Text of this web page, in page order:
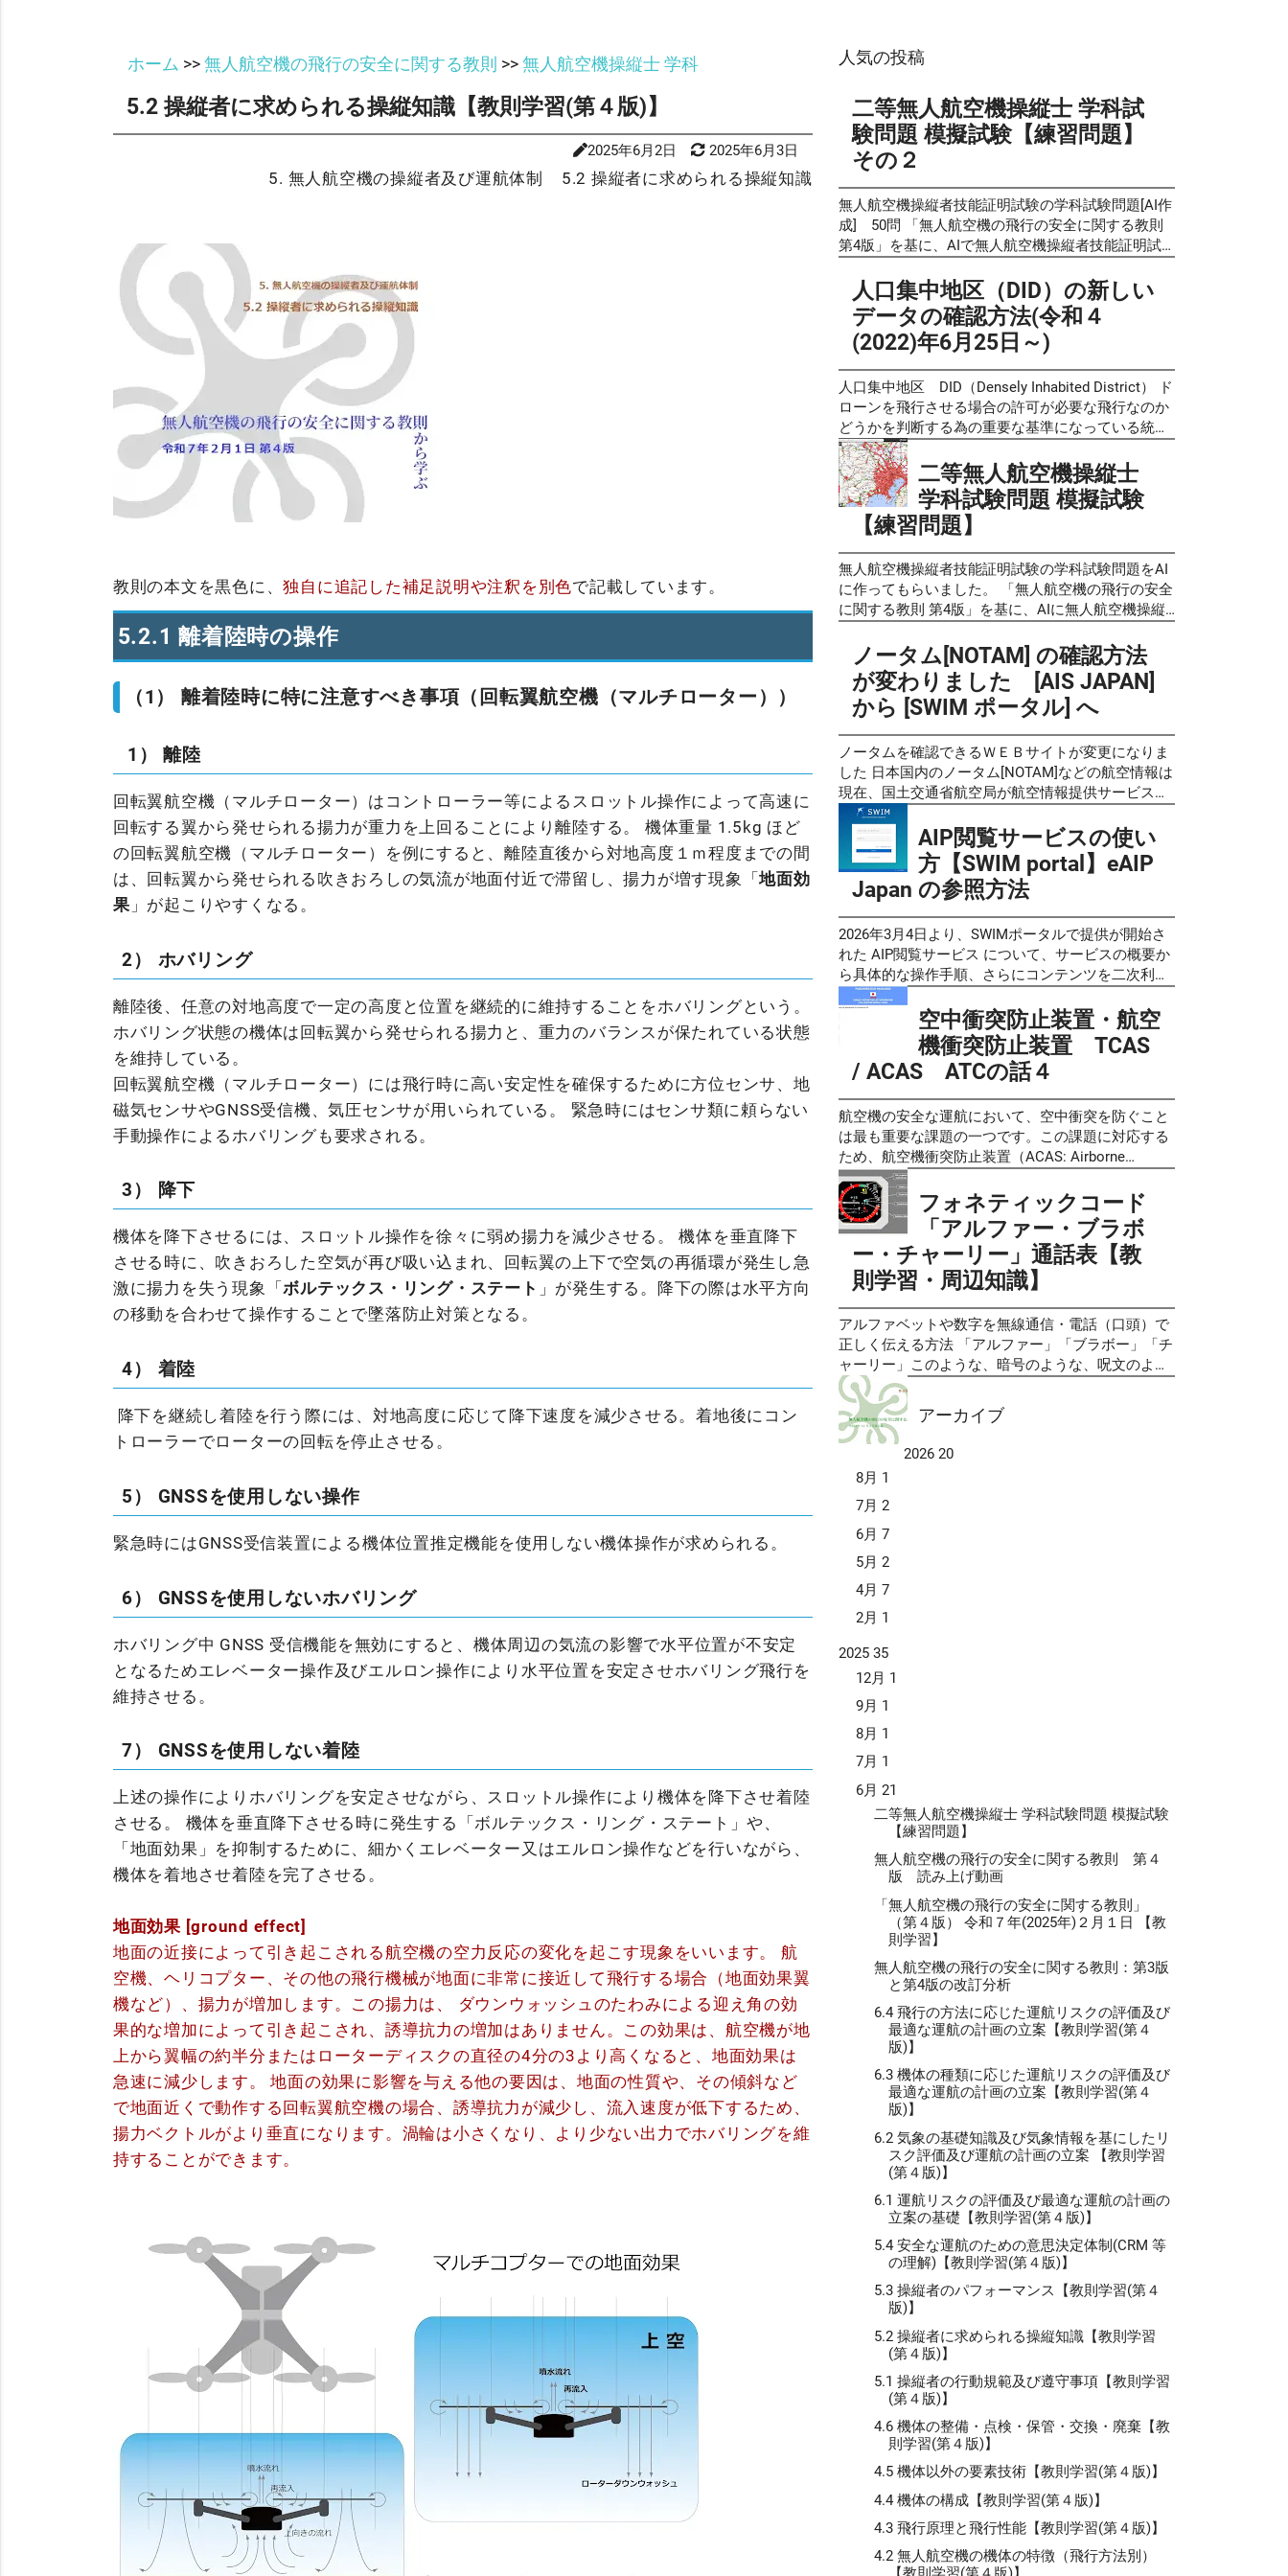
ホーム >>無人航空機の飛行の安全に関する教則 >>無⼈航空機操縦士 学科
5.2 操縦者に求められる操縦知識【教則学習(第４版)】
2025年6月2日 2025年6月3日
5. 無人航空機の操縦者及び運航体制 5.2 操縦者に求められる操縦知識
教則の本文を黒色に、独自に追記した補足説明や注釈を別色で記載しています。
5.2.1 離着陸時の操作
（1） 離着陸時に特に注意すべき事項（回転翼航空機（マルチローター））
1） 離陸
回転翼航空機（マルチローター）はコントローラー等によるスロットル操作によって高速に
回転する翼から発せられる揚力が重力を上回ることにより離陸する。 機体重量 1.5kg ほど
の回転翼航空機（マルチローター）を例にすると、離陸直後から対地高度１ｍ程度までの間
は、回転翼から発せられる吹きおろしの気流が地面付近で滞留し、揚力が増す現象「地面効
果 」が起こりやすくなる。
2） ホバリング
離陸後、任意の対地高度で一定の高度と位置を継続的に維持することをホバリングという。
ホバリング状態の機体は回転翼から発せられる揚力と、重力のバランスが保たれている状態
を維持している。
回転翼航空機（マルチローター）には飛行時に高い安定性を確保するために方位センサ、地
磁気センサやGNSS受信機、気圧センサが用いられている。 緊急時にはセンサ類に頼らない
手動操作によるホバリングも要求される。
3） 降下
機体を降下させるには、スロットル操作を徐々に弱め揚力を減少させる。 機体を垂直降下
させる時に、吹きおろした空気が再び吸い込まれ、回転翼の上下で空気の再循環が発生し急
激に揚力を失う現象「ボルテックス・リング・ステート 」が発生する。降下の際は水平方向
の移動を合わせて操作することで墜落防止対策となる。
4） 着陸
降下を継続し着陸を行う際には、対地高度に応じて降下速度を減少させる。着地後にコン
トローラーでローターの回転を停止させる。
5） GNSSを使用しない操作
緊急時にはGNSS受信装置による機体位置推定機能を使用しない機体操作が求められる。
6） GNSSを使用しないホバリング
ホバリング中 GNSS 受信機能を無効にすると、機体周辺の気流の影響で水平位置が不安定
となるためエレベーター操作及びエルロン操作により水平位置を安定させホバリング飛行を
維持させる。
7） GNSSを使用しない着陸
上述の操作によりホバリングを安定させながら、スロットル操作により機体を降下させ着陸
させる。 機体を垂直降下させる時に発生する「ボルテックス・リング・ステート」や、
「地面効果」を抑制するために、細かくエレベーター又はエルロン操作などを行いながら、
機体を着地させ着陸を完了させる。
地面効果 [ground effect]
地面の近接によって引き起こされる航空機の空力反応の変化を起こす現象をいいます。 航
空機、ヘリコプター、 その他の飛行機械が地面に非常に接近して飛行する場合（地面効果翼
機など）、揚力が増加 します。 この揚力は、 ダウンウォッシュのたわみによる迎え角の効
果的な増加によって引き起こされ、誘導抗力の増加はありません。この効果は、 航空機が地
上から翼幅の約半分またはローターディスクの直径の4分の3より高くなると、地面効果は
急速に減少 します。 地面の効果に影響を与える他の要因は、地面の性質や、その傾斜など
で地面近くで動作する回転翼航空機の場合、誘導抗力が減少し、流入速度が低下するため、
揚力ベクトルがより垂直になります。 渦輪は小さくなり、 より少ない出力でホバリングを維
持することができます。
人気の投稿
二等無人航空機操縦士 学科試
験問題 模擬試験【練習問題】
その２
無人航空機操縦者技能証明試験の学科試験問題[AI作
成] 50問 「無人航空機の飛行の安全に関する教則
第4版」を基に、AIで無人航空機操縦者技能証明試
風クイズを作成し、良い問題を厳選しました。 前回
公開した物 が好評でしたので、第2弾を作成しまし
た。 リクエストいただきましたので、 新たに 第3弾
を公開しています。 これらの問題は過去の出題問題
や予想問題ではなく、実際の学科試験と同じく教則
の内容からAIが自動生成したものです。問題の正確
性についてはAIによる生成後に人的チェックも加え
て可能な限り確認しております が、 完全性を保証
するものではありません ので、あらかじめご了承く
ださい。（問題に不備がありましたら 問い合わせフ
ォーム よりご一報いただければ幸いです。） 最新
の無人航空機の飛行の安全に関する教則 新しくでき
た無人航空機操縦者技能証明の制度で「一等無人航
の学科の教科書の基になるものです。この教則の内
容や範囲から試験問題も作られるています。 令和7
年(2025年)2月1日に改訂された、 無人航空機の飛行
の安全に関する教則（第４版） は以下にリンクしま
す。 無人航空機の飛行の安全に関する教則（第４
版）
https://www.mlit.go.jp/koku/content/001860311.pdf
！注意！：無人航空機操縦者 技能証明 学科試験の
成されるようになりました。 無⼈航空機操縦士の学
科試験の受験の為の学習資料としてのご利用 は下記
の 最新版「第４版」 をご覧ください。 「無人航空
機の飛行の安全に関する教則」（第４版）令和７年
(2025年)２月１日 【教則学習】 学科試験の学習の参
考にされるのは、以下に作成しています。 無人航空
機の飛行の安全に関する教則 第４版 [読み上げ]
https://youtu.be/BOb9h2-Ylgg 無人航空機の飛行の安
https://www.nomanfrg.com/2025/06/instr4mov.html
無人航空機操縦士 学科試験のサンプル問題も公開
されていますので、一等、二等無人航空機操縦士 学
科試験 ...
人口集中地区（DID）の新しい
データの確認方法(令和４
(2022)年6月25日～)
人口集中地区 DID（Densely Inhabited District） ド
ローンを飛行させる場合の許可が必要な飛行なのか
どうかを判断する為の重要な基準になっている統計
データの人口集中地区（DID）データが、 2022年6
月25日から これまで利用していた平成27年版から、
新しい 令和2年版 に、変更になりました。 これまで
人口集中地区でなかった場所でも新たに人口集中地
区とされている場合や、逆にこれまでDID地区であ
った場所でも除外されている場所など、変更されて
いる場合があるので注意が必要です。 日本の国勢調
査において設定される統計上の地区で、 人口密集地
区の英語"Densely Inhabited District"の頭文字を取っ
で人口密度が4,000人/ km² 以上の基本単位区（平成
2年（1990年）以前は調査区）が互いに隣接して人
口が5,000人以上となる地区に設定されます。ただ
し、空港、港湾、工業地帯、公園など都市的傾向の
に含まれています。都市的地域と農村的地域の区分
けや、狭義の都市としての市街地の規模を示す指標
として使用されます。 令和2年の国勢調査の結果に
基づく人口集中地区は、国土地理院が提供している
「地理院地図」、および政府統計の総合窓口が提供
している、「地図で見る統計（jSTAT MAP）」を利
用して確認可能です。 情報の内容はは同じですので
使いやすいお好みの物を利用すると良いと思いま
(総務省統計局) e-Stat 政府統計の総合窓口 地図で見
る統計 (jSTAT MAP) 国土地理院 地理院地図 人
口集中地区令和２年（総務省統計局） 確認方法 人
口集中地区令和２年 (総務省統計局) 国土地理院 地
理院地図 人口集中地区令和２年（総務省統計
局）のキャプチャ
二等無人航空機操縦士
学科試験問題 模擬試験
【練習問題】
無人航空機操縦者技能証明試験の学科試験問題をAI
に作ってもらいました。 「無人航空機の飛行の安全
に関する教則 第4版」を基に、AIに無人航空機操縦
式で試験問題風クイズを作成してもらいました。 こ
れらの問題は過去の出題問題や予想問題ではなく、
実際の学科試験と同じく教則の内容からAIが自動生
成したものです。問題の正確性についてはAIによる
生成後に人的チェックも加えて可能な限り確認して
おりますが、完全性を保証するものではありません
ので、あらかじめご了承ください。（問題に不備が
ありましたら 問い合わせフォーム よりご一報いた
だければ幸いです。） また、複数のAIに同様の指示
で問題を作成してもらったため、それぞれのAIの特
性や出題傾向の違いも見られるかと思います。そう
した個性の違いも含めて、クイズ感覚でお楽しみい
ただければと思います。 これらの問題は教則の内容
題の質や網羅性を考慮すると、受験対策の一環とし
ても十分にご活用いただけるレベルに仕上がってい
ると考えています。ただし、教則をしっかりと理解
することを前提として、過去問題集や参考書と併用
していただくことをお勧めします。 好評でしたので
二等無人航空機操縦者技能証明試験の学科試験問題
[AI作成]、こちらも参考にしてみてください。 二等
無人航空機操縦士 学科試験問題 模擬試験【練習問
方法＞ 全国の試験会場のコンピュータを活用する
CBT (Computer Based Testing) ＜形 式＞ 三肢択一
式（一等:70問 二等:50問） ＜試験時間＞ 一等:75分
二等:30分 ＜試験科目＞ 無人航空機に関する規則、
無人航空機のシステム、無人航空機の操縦者及び運
航体制、運航上のリスク管理 上記の要領で実施され
ます。 従って、1問当りの回答時間は、単純に試験
時間を、問題数で割ると、 一等は一問あたり約64
秒 二等で36秒 で回答しないと間に合わない計算に
なります。これらの与えられた時間を意識しながら
学習することもコツの一つかも知れません。 無⼈
航空機操縦士の学科試験のベースになる教則です
が、これまで、学科試験の内容は「無人航空機の飛
行の安全に関する教則（第３版）」に準拠し...
ノータム[NOTAM] の確認方法
が変わりました [AIS JAPAN]
から [SWIM ポータル] へ
ノータムを確認できるＷＥＢサイトが変更になりま
した 日本国内のノータム[NOTAM]などの航空情報は
現在、国土交通省航空局が航空情報提供サービス
WEBサイト「 AIS JAPAN - Japan Aeronautical
Information Service Center」
https://aisjapan.mlit.go.jp/ で公開しています。こ
のサービスは、 無料で利用できますが、ユーザー登
録とログインが必要となっています。 しかし、 令
和7(2025)年1月10日より 、新しい航空情報共有基盤
「 SWIM （System-Wide Information
Management）」 https://top.swim.mlit.go.jp/swim/
の運用（登録）が開始されることに伴い、現行の
AIS-JAPAN（Web)は 2025年2月10日に新サービス開
始 と共に完全に廃止され、新しいSWIM（スイム）
ポータルによる情報サービスへと移行します。現在
AIS JAPANを利用しているユーザーも、この期日ま
でに 改めてSWIM（スイム）ポータルへの登録が必
要 となります。このSWIMサービスの利用につい
て、当面の間、航空関係者（運航者、空港管理者、
官公庁等）による利用とし、一般の方の利用は想定
していません。と記載されています。 最新のお知ら
せ 「【重要なお知らせ】SWIMによる情報サービ
スの提供開始について」にてご案内しておりました
とおり、以下の情報サービスについて2026年4月21
日9:00（日本時間）より提供を開始いたしました。
＜提供を開始した情報サービス＞ １．デジタルノ
ータム配信サービス（標準審査期間／2週間程度）
２．AIPデータ配信サービス（標準審査期間／2週間
程度） ３．ATIS情報配信サービス（標準審査期間／
2週間程度） ４．ATIS情報リクエストサービス
（Web API：標準審査期間／2週間程度、ブラウザ：
利用審査なし） ５．C-PIREP登録サービス（標準審
査期間／3か月程度） ６．C-PIREPリクエストサービ
ス（標準審査期間／2週間程度） ７．C-PIREP配信サ
ービス（標準審査期間／2週間程度） ８．気象情報
配信サービス（標準審査期間／2週間程度） ９．
PKGリクエストサービス（標準審査期間／2週間程
度） なお、今回提供...
AIP閲覧サービスの使い
方【SWIM portal】eAIP
Japan の参照方法
2026年3月4日より、SWIMポータルで提供が開始さ
れた AIP閲覧サービス について、サービスの概要か
ら具体的な操作手順、さらにコンテンツを二次利用
する際のルールまでをまとめました。 以前の記事「
ノータム[NOTAM] の確認方法が変わりました [AIS
JAPAN] から [SWIM ポータル] へ 」でSWIMポータ
ル全体の概要をご説明しましたが、今回はその中で
もAIPに関わるサービスに絞って詳しく解説しま
す。 AIP閲覧サービスとは AIP閲覧サービス は、
eAIP（電子版 航空路誌：Aeronautical Information
Publication）をウェブブラウザ上で直接参照・ダウ
ンロードできるサービスです。SWIMポータル（
https://top.swim.mlit.go.jp/swim/ ）のアカウントを
持つ者であれば誰でも利用できます。 推奨ブラウザ
は Google Chrome および Safari です。一般的なIP
ネットワーク（IPv4/IPv6）によるインターネット接
続環境であれば利用可能です。
空中衝突防止装置・航空
機衝突防止装置 TCAS
/ ACAS ATCの話４
航空機の安全な運航において、空中衝突を防ぐこと
は最も重要な課題の一つです。この課題に対応する
ため、航空機衝突防止装置（ACAS: Airborne
Collision Avoidance System / TCAS（ティーキャ
ス）: Traffic Alert Collision Avoidance System）が
開発されました。このシステムは、衝突の恐れがあ
る航空機の存在を操縦士に知らせ、必要に応じて回
避操作を指示する重要な役割を果たしています。 簡
単に言えば 「ある一定の距離以内に航空機同士が近
づいたら、お互いのパイロットに警告をしてくれる
装置」 という事になります。このシステムは有人の
航空機に搭載されるシステムですが、今後の無人航
空機の衝突防止を考える上でヒントになると思いま
す。 空中衝突防止装置（TCAS / ACAS）は、航空機
同士の空中衝突(MAC)を防ぐために開発された危険
を抑える目的で開発されたコンピュータ制御のアビ
オニクス装置で、「ACAS」と「TCAS」という2つ
の名称で知られています。これらは本質的に同じシ
ステムを指し、「ACAS」は国際民間航空機関
(ICAO)で採用され主にヨーロッパで使用される名称
航では米国製のシステムが広く採用されているた
め、「TCAS」という呼び方が一般的となっていま
す。 現在、ほぼ全ての旅客機にはATCトランスポン
ダーが装備されており、このシステムはそのATCト
ランスポンダーのMode-S信号を活用して動作しま
ンダーに質問信号を送信し、その応答信号を受信す
ることで、相手機との方角、接近率、そして相手機
がMode-CまたはMode-S装備機の場合は相対高度を
の危険性が検知された場合、航空機乗組員に対して
垂直方向の回避指示を提示し、安全な飛行を確保し
ます。 このシステムは、国際民間航空条約の第10付
属書第4巻(ICAO Annex 10, Volume 4)で基準が定め
られており、日本の電波法施行規則では「航空機局
の無線設備であって、他の航空機の位置、高度その
他の情報を取得し、他の航空機との衝突を防止する
ための情報を自動的に表示するもの」と定義されて
います。 TCASの動作原理は、適...
フォネティックコード
「アルファー・ブラボ
ー・チャーリー」通話表【教
則学習・周辺知識】
アルファベットや数字を無線通信・電話（口頭）で
正しく伝える方法 「アルファー」「ブラボー」「チ
ャーリー」このような、暗号のような、呪文のよう
な言葉を航空業界では使用されることが比較的多い
ので耳にする機会があるのではないでしょうか。こ
れは、フォネティックコード(Phonetic Code)と呼ば
れるアルファベットや数字を正しく伝える為の工夫
ファベットにどのような言葉を当てはめるかは、国
際規格として定められています。ですから、通常は
世界どこに行っても通用するものとされています。
通信で使用されるだけでなく、共通の知識として前
触れなくあられることがありますので、知っておい
て損はないと思います。 第一次世界大戦後、音声を
品質の長距離電話回線での通信を改善するために、
電話のスペルアルファベット(Spelling Alphabet)が開
「D」ディーや「M」エムと「N」エヌのように、発
音が似ているものを聞き間違えることなく伝えるこ
とを目的として、定められたアルファベットの通話
に利用されています。また、コールセンターなど対
面できない際の電話での通話の間違いを防ぐために
も、利用されているようです。航空業界に関わり合
いのある、旅行業界やホテル業界などでも利用され
ることがあるそうです。 このフォネティックコード
を用いると、BとDは「ブラボー」と「デルタ」、M
とNは「マイク」と「ノベンバー」になりますの
で、発音が似ているアルファベットも間違えずに伝
えることが出来ます。 フォネティックコード表 ア
ルファベット 読 み Ａ ＡＬＦＡ アルファ Ｂ ＢＲＡ
ＶＯ ブラボー Ｃ ＣＨＡＲＬＩＥ チャーリー Ｄ Ｄ
ＥＬＴＡ デルタ Ｅ ＥＣＨＯ エコー Ｆ ＦＯＸＴＲ
ＯＴ フォックストロット Ｇ ＧＯＬＦ ゴルフ Ｈ Ｈ
ＯＴＥＬ ホテル Ｉ ＩＮＤＩＡ インディア Ｊ ＪＵ
ＬＩＥＴＴ ジュリエット Ｋ ＫＩＬＯ キロ Ｌ ＬＩ
ＭＡ リマ Ｍ ＭＩＫＥ マイク Ｎ ＮＯＶＥＭＢＥＲ...
アーカイブ
2026 20
8月 1
7月 2
6月 7
5月 2
4月 7
2月 1
2025 35
12月 1
9月 1
8月 1
7月 1
6月 21
二等無人航空機操縦士 学科試験問題 模擬試験
【練習問題】
無人航空機の飛行の安全に関する教則 第４
版 読み上げ動画
「無人航空機の飛行の安全に関する教則」
（第４版） 令和７年(2025年)２月１日 【教
則学習】
無人航空機の飛行の安全に関する教則：第3版
と第4版の改訂分析
6.4 飛行の方法に応じた運航リスクの評価及び
最適な運航の計画の立案【教則学習(第４
版)】
6.3 機体の種類に応じた運航リスクの評価及び
最適な運航の計画の立案【教則学習(第４
版)】
6.2 気象の基礎知識及び気象情報を基にしたリ
スク評価及び運航の計画の立案 【教則学習
(第４版)】
6.1 運航リスクの評価及び最適な運航の計画の
立案の基礎【教則学習(第４版)】
5.4 安全な運航のための意思決定体制(CRM 等
の理解)【教則学習(第４版)】
5.3 操縦者のパフォーマンス【教則学習(第４
版)】
5.2 操縦者に求められる操縦知識【教則学習
(第４版)】
5.1 操縦者の行動規範及び遵守事項【教則学習
(第４版)】
4.6 機体の整備・点検・保管・交換・廃棄【教
則学習(第４版)】
4.5 機体以外の要素技術【教則学習(第４版)】
4.4 機体の構成【教則学習(第４版)】
4.3 飛行原理と飛行性能【教則学習(第４版)】
4.2 無人航空機の機体の特徴（飛行方法別）